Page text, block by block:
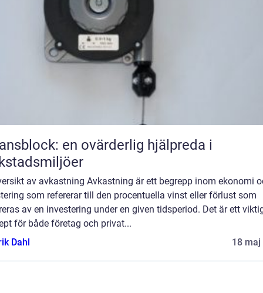
en ovärderlig hjälpreda i
av avkastning Avkastning är ett begrepp inom ekonomi
som refererar till den procentuella vinst eller förlust som
av en investering under en given tidsperiod. Det är ett
för både företag och privat...
Dahl
18 maj